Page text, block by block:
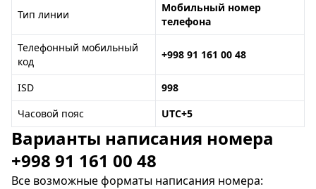
Тип линии
Мобильный номер
телефона
Телефонный мобильный
код
+998 91 161 00 48
ISD
998
Часовой пояс
UTC+5
Варианты написания номера
+998 91 161 00 48
Все возможные форматы написания номера: